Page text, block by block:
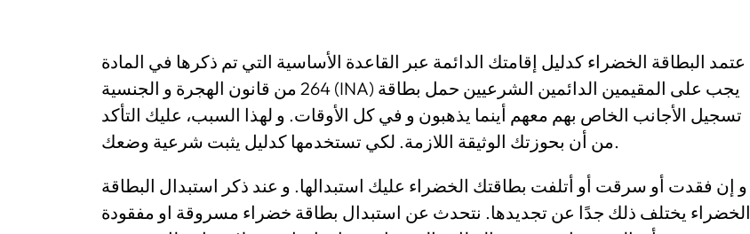
عتمد البطاقة الخضراء كدليل إقامتك الدائمة عبر القاعدة الأساسية التي تم ذكرها في المادة
264 من قانون الهجرة و الجنسية (INA) يجب على المقيمين الدائمين الشرعيين حمل بطاقة
تسجيل الأجانب الخاص بهم معهم أينما يذهبون و في كل الأوقات. و لهذا السبب، عليك التأكد
من أن بحوزتك الوثيقة اللازمة. لكي تستخدمها كدليل يثبت شرعية وضعك.
و إن فقدت أو سرقت أو أتلفت بطاقتك الخضراء عليك استبدالها. و عند ذكر استبدال البطاقة
الخضراء يختلف ذلك جدًا عن تجديدها. نتحدث عن استبدال بطاقة خضراء مسروقة او مفقودة